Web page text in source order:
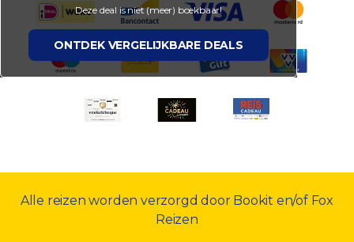
Deze deal is niet (meer) boekbaar!
ONTDEK VERGELIJKBARE DEALS
Alle reizen worden verzorgd door Bookit en/of Fox
Reizen